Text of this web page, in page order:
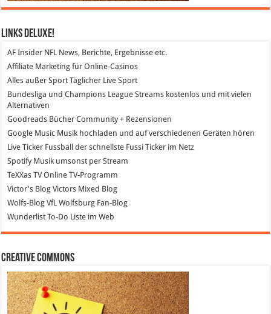
Links DeLuXe!
AF Insider NFL News, Berichte, Ergebnisse etc.
Affiliate Marketing für Online-Casinos
Alles außer SportTäglicher Live Sport
Bundesliga und Champions League Streams kostenlos und mit vielen
Alternativen
Goodreads Bücher Community + Rezensionen
Google Music Musik hochladen und auf verschiedenen Geräten hören
Live Ticker Fussball
der schnellste Fussi Ticker im Netz
SpotifyMusik umsonst per Stream
TeXXas TVOnline TV-Programm
Victor's Blog Victors Mixed Blog
Wolfs-Blog VfL Wolfsburg Fan-Blog
WunderlistTo-Do Liste im Web
Creative Commons